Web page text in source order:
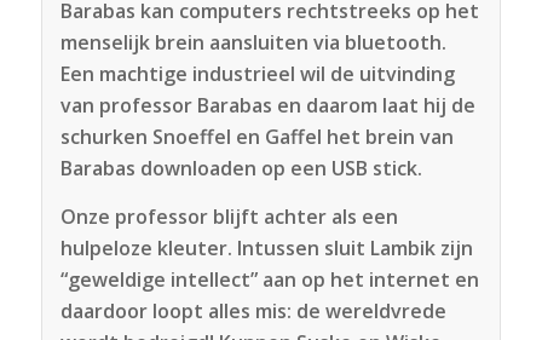
Barabas kan computers rechtstreeks op het
menselijk brein aansluiten via bluetooth.
Een machtige industrieel wil de uitvinding
van professor Barabas en daarom laat hij de
schurken Snoeffel en Gaffel het brein van
Barabas downloaden op een USB stick.
Onze professor blijft achter als een
hulpeloze kleuter. Intussen sluit Lambik zijn
“geweldige intellect” aan op het internet en
daardoor loopt alles mis: de wereldvrede